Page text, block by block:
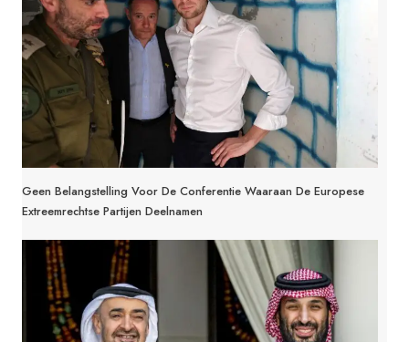
Geen Belangstelling Voor De Conferentie Waaraan De Europese
Extreemrechtse Partijen Deelnamen